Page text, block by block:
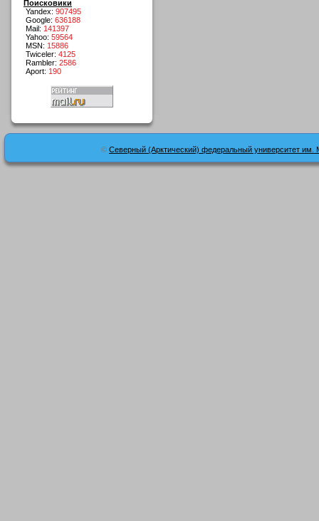
Поисковики
Yandex: 907495
Google: 636188
Mail: 141397
Yahoo: 59564
MSN: 15886
Twiceler: 4125
Rambler: 2586
Aport: 190
© Северный (Арктический) федеральный университет